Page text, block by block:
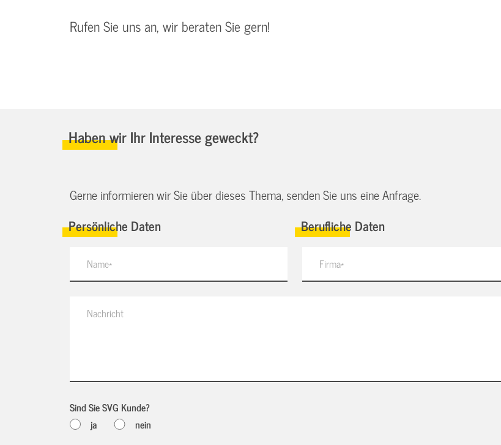
Rufen Sie uns an, wir beraten Sie gern!
Haben wir Ihr Interesse geweckt?
Gerne informieren wir Sie über dieses Thema, senden Sie uns eine Anfrage.
Persönliche Daten Berufliche Daten
Sind Sie SVG Kunde?
ja
nein